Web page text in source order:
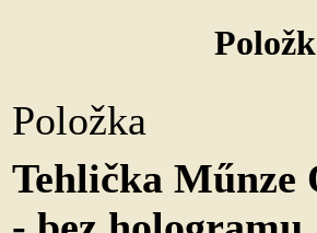
Tehlička Műnze